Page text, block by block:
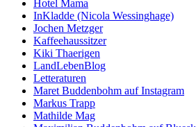
Hotel Mama
InKladde (Nicola Wessinghage)
Jochen Metzger
Kaffeehaussitzer
Kiki Thaerigen
LandLebenBlog
Letteraturen
Maret Buddenbohm auf Instagram
Markus Trapp
Mathilde Mag